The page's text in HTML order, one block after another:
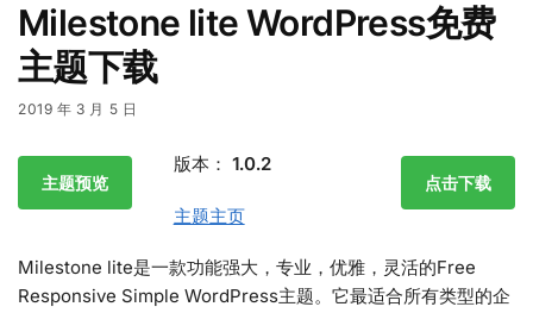
Milestone lite WordPress免费
主题下载
2019 年 3 月 5 日
主题预览 点击下载
版本： 1.0.2
主题主页
Milestone lite是一款功能强大，专业，优雅，灵活的Free
Responsive Simple WordPress主题。它最适合所有类型的企